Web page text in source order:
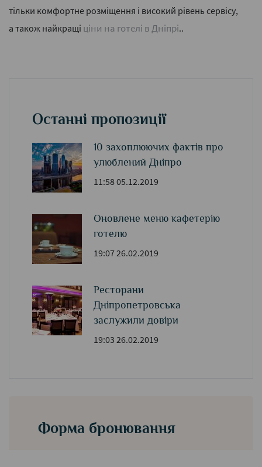
тільки комфортне розміщення і високий рівень сервісу,
а також найкращі ціни на готелі в Дніпрі..
Останні пропозиції
10 захоплюючих фактів про
улюблений Дніпро
11:58 05.12.2019
Оновлене меню кафетерію
готелю
19:07 26.02.2019
Ресторани
Дніпропетровська
заслужили довіри
19:03 26.02.2019
Форма бронювання